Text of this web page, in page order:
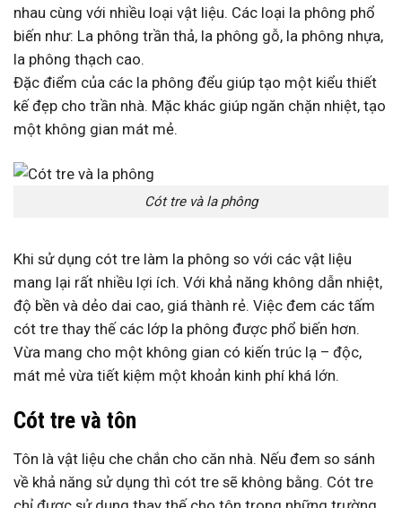
nhau cùng với nhiều loại vật liệu. Các loại la phông phổ
biến như: La phông trần thả, la phông gỗ, la phông nhựa,
la phông thạch cao.
Đặc điểm của các la phông đểu giúp tạo một kiểu thiết
kế đẹp cho trần nhà. Mặc khác giúp ngăn chặn nhiệt, tạo
một không gian mát mẻ.
Cót tre và la phông
Khi sử dụng cót tre làm la phông so với các vật liệu
mang lại rất nhiều lợi ích. Với khả năng không dẫn nhiệt,
độ bền và dẻo dai cao, giá thành rẻ. Việc đem các tấm
cót tre thay thế các lớp la phông được phổ biến hơn.
Vừa mang cho một không gian có kiến trúc lạ – độc,
mát mẻ vừa tiết kiệm một khoản kinh phí khá lớn.
Cót tre và tôn
Tôn là vật liệu che chắn cho căn nhà. Nếu đem so sánh
về khả năng sử dụng thì cót tre sẽ không bằng. Cót tre